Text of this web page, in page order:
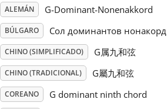
Русский
Svenska
ALEMÁN G-Dominant-Nonenakkord
BÚLGARO Сол доминантов нонакорд
CHINO (SIMPLIFICADO) G属九和弦
CHINO (TRADICIONAL) G屬九和弦
COREANO G dominant ninth chord